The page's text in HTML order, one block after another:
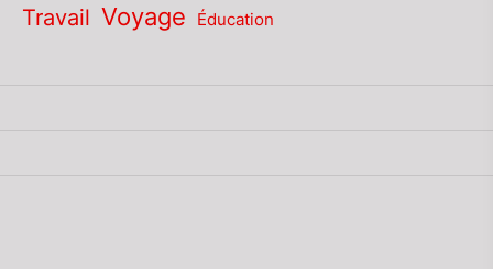
Travail Voyage Éducation